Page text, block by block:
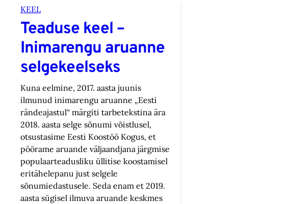
KEEL
Teaduse keel –
Inimarengu aruanne
selgekeelseks
Kuna eelmine, 2017. aasta juunis
ilmunud inimarengu aruanne „Eesti
rändeajastul“ märgiti tarbetekstina ära
2018. aasta selge sõnumi võistlusel,
otsustasime Eesti Koostöö Kogus, et
pöörame aruande väljaandjana järgmise
populaarteadusliku üllitise koostamisel
eritähelepanu just selgele
sõnumiedastusele. Seda enam et 2019.
aasta sügisel ilmuva aruande keskmes